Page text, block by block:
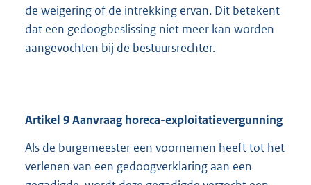
de weigering of de intrekking ervan. Dit betekent
dat een gedoogbeslissing niet meer kan worden
aangevochten bij de bestuursrechter.
Artikel 9Aanvraag horeca-exploitatievergunning
Als de burgemeester een voornemen heeft tot het
verlenen van een gedoogverklaring aan een